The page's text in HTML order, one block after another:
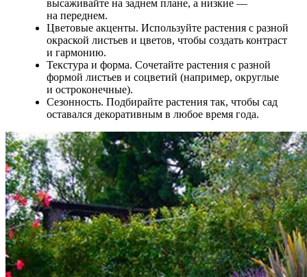
высаживайте на заднем плане, а низкие —
на переднем.
Цветовые акценты. Используйте растения с разной
окраской листьев и цветов, чтобы создать контраст
и гармонию.
Текстура и форма. Сочетайте растения с разной
формой листьев и соцветий (например, округлые
и остроконечные).
Сезонность. Подбирайте растения так, чтобы сад
оставался декоративным в любое время года.